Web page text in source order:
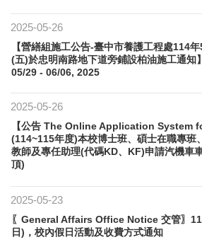
2025-05-26
【營繕組施工公告-臺中市養護工程處114
(五)於忠明南路地下道旁鋪設柏油施工通
05/29 - 06/06, 2025
2025-05-26
【公告 The Online Application System
(114~115年度)本校博士班、碩士在職專班
教師及專任助理(代碼KD、KF)申請汽機車
頂)
2025-05-23
〖General Affairs Office Notice 交管〗
日)，校內假日活動及收費方式通知